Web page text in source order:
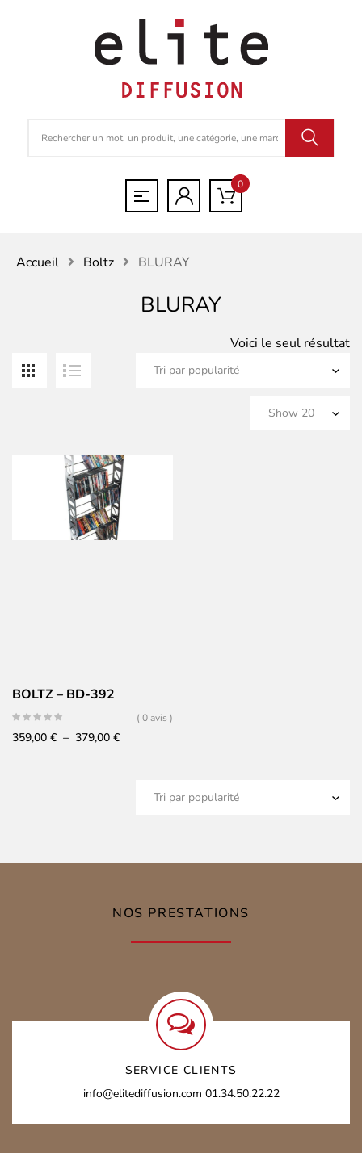
0
Accueil Boltz BLURAY
BLURAY
Voici le seul résultat
BOLTZ – BD-392
( 0 avis )
359,00 € – 379,00 €Plage
359,00 €
NOS PRESTATIONS
SERVICE CLIENTS
info@elitediffusion.com 01.34.50.22.22